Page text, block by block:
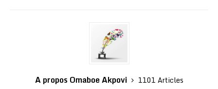
A propos Omaboe Akpovi
1101 Articles